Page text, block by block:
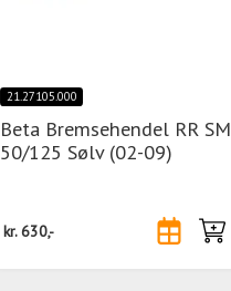
21.27105.000
Beta Bremsehendel RR SM
50/125 Sølv (02-09)
kr.630,-